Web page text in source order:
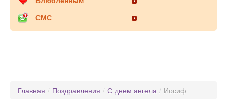
СМС
Главная / Поздравления / С днем ангела / Иосиф